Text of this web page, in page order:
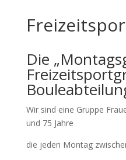
Die
Wir sind eine Gruppe
und 75 Jahre
die jeden Montag